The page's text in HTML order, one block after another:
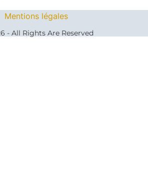
Mentions légales
- All Rights Are Reserved